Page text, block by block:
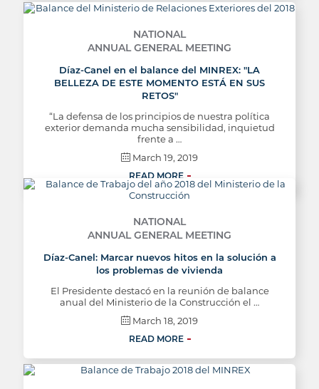
NATIONAL
ANNUAL GENERAL MEETING
Díaz-Canel en el balance del MINREX: "LA
BELLEZA DE ESTE MOMENTO ESTÁ EN SUS
RETOS"
“La defensa de los principios de nuestra política
exterior demanda mucha sensibilidad, inquietud
frente a …
March 19, 2019
READ MORE
NATIONAL
ANNUAL GENERAL MEETING
Díaz-Canel: Marcar nuevos hitos en la solución a
los problemas de vivienda
El Presidente destacó en la reunión de balance
anual del Ministerio de la Construcción el …
March 18, 2019
READ MORE